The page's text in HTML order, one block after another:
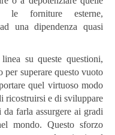
le forniture esterne,
una dipendenza quasi
su queste questioni,
superare questo vuoto
quel virtuoso modo
ricostruirsi e di sviluppare
farla assurgere ai gradi
mondo. Questo sforzo